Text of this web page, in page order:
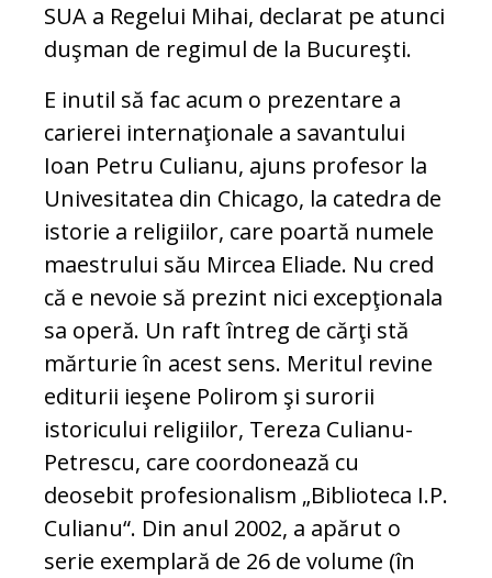
SUA a Regelui Mihai, declarat pe atunci
duşman de regimul de la Bucureşti.
E inutil să fac acum o prezentare a
carierei internaţionale a savantului
Ioan Petru Culianu, ajuns profesor la
Univesitatea din Chicago, la catedra de
istorie a religiilor, care poartă numele
maestrului său Mircea Eliade. Nu cred
că e nevoie să prezint nici excepţionala
sa operă. Un raft întreg de cărţi stă
mărturie în acest sens. Meritul revine
editurii ieşene Polirom şi surorii
istoricului religiilor, Tereza Culianu-
Petrescu, care coordonează cu
deosebit profesionalism „Biblioteca I.P.
Culianu“. Din anul 2002, a apărut o
serie exemplară de 26 de volume (în